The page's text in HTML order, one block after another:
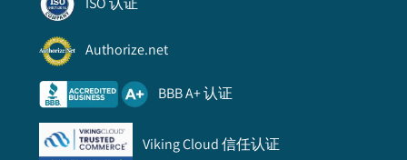
Authorize.net
BBB A+ 认证
Viking Cloud 信任认证